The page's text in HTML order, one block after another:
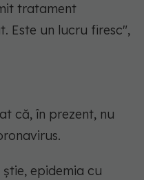
tratament
Este un lucru firesc",
că, în prezent, nu
epidemia cu